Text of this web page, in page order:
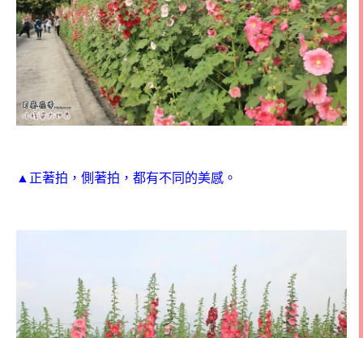
▲正著拍，側著拍，都有不同的美感。